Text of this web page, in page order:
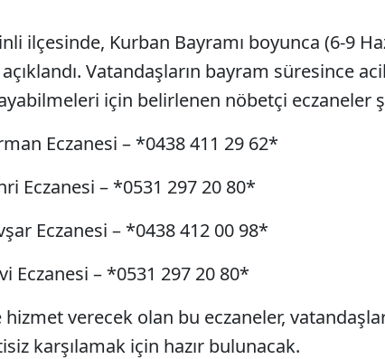
ilçesinde, Kurban Bayramı boyunca (6-9
Vatandaşların bayram süresince
için belirlenen nöbetçi eczaneler
Eczanesi – *0438 411 29 62*
Eczanesi – *0531 297 20 80*
Eczanesi – *0438 412 00 98*
Eczanesi – *0531 297 20 80*
verecek olan bu eczaneler,
karşılamak için hazır bulunacak.